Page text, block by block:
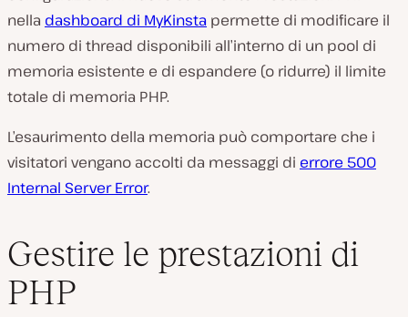
nella dashboard di MyKinsta permette di modificare il
numero di thread disponibili all’interno di un pool di
memoria esistente e di espandere (o ridurre) il limite
totale di memoria PHP.
L’esaurimento della memoria può comportare che i
visitatori vengano accolti da messaggi di errore 500
Internal Server Error.
Gestire le prestazioni di
PHP